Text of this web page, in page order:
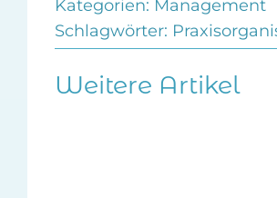
Kategorien: Management
Schlagwörter:
Weitere Artikel